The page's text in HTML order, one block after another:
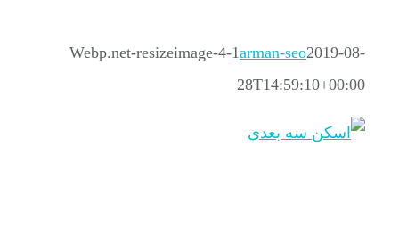
Webp.net-resizeimage-4-1arman-seo2019-08-
28T14:59:10+00:00